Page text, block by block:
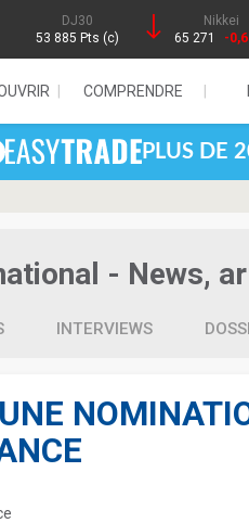
DJ30
53 885 Pts (c)
Nikkei
65 271
-
COMPRENDRE
PLUS DE
- News,
INTERVIEWS